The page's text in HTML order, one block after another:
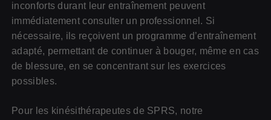
inconforts durant leur entraînement peuvent
immédiatement consulter un professionnel. Si
nécessaire, ils reçoivent un programme d’entraînement
adapté, permettant de continuer à bouger, même en cas
de blessure, en se concentrant sur les exercices
possibles.
Pour les kinésithérapeutes de SPRS, notre